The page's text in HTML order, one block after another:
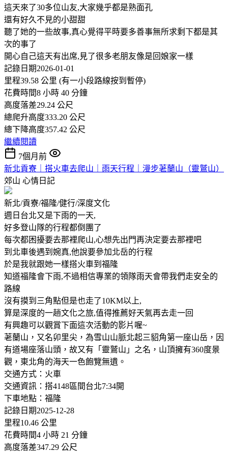
這天來了30多位山友,大家幾乎都是熟面孔
還有好久不見的小甜甜
聽了她的一些故事,真心覺得平時要多善事無所求剩下都是其
次的事了
開心自己這天有出席,見了很多老朋友像是回娘家一樣
記錄日期2026-01-01
里程39.58 公里 (有一小段路線按到暫停)
花費時間8 小時 40 分鐘
高度落差29.24 公尺
總爬升高度333.20 公尺
總下降高度357.42 公尺
繼續閱讀
7個月前
新北貢寮｜搭火車去爬山｜雨天行程｜漫步荖蘭山（靈鷲山）
郊山 心情日記
新北/貢寮/福隆/健行/深度文化
週日台北又是下雨的一天,
好多登山隊的行程都倒團了
每次都困擾要去那裡爬山,心想先出門再決定要去那裡吧
到北車後遇到婉真,他說要參加北岳的行程
於是我就跟她一樣搭火車到福隆
知道福隆會下雨,不過相信專業的領隊雨天會帶我們走安全的
路線
沒有摸到三角點但是也走了10KM以上,
算是深度的一趟文化之旅,值得推薦好天氣再去走一回
有興趣可以觀賞下面這次活動的影片喔~
荖蘭山，又名卯里尖，為雪山山脈北起三貂角第一座山岳，因
有道場座落山頭，故又有「靈鷲山」之名，山頂擁有360度景
觀，東北角的海天一色飽覽無遺。
交通方式：火車
交通資訊：搭4148區間台北7:34開
下車地點：福隆
記錄日期2025-12-28
里程10.46 公里
花費時間4 小時 21 分鐘
高度落差347.29 公尺